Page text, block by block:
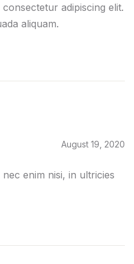
adipiscing elit.
aliquam.
August 19, 2020
enim nisi, in ultricies